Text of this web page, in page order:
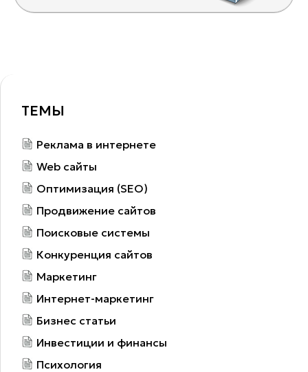
ТЕМЫ
Реклама в интернете
Web сайты
Оптимизация (SEO)
Продвижение сайтов
Поисковые системы
Конкуренция сайтов
Маркетинг
Интернет-маркетинг
Бизнес статьи
Инвестиции и финансы
Психология